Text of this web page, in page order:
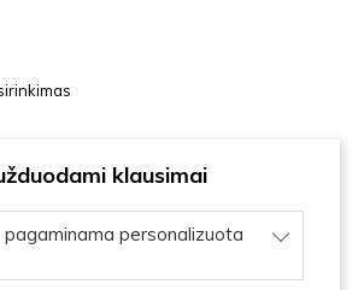
klausimai
pagaminama personalizuota